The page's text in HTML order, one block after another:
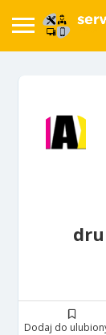
Dodaj do